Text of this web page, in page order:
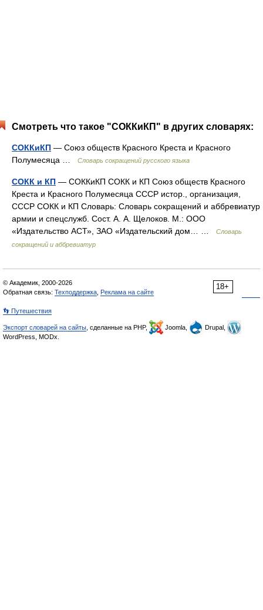
Смотреть что такое "СОККиКП" в других словарях:
СОККиКП — Союз обществ Красного Креста и Красного
Полумесяца …
Словарь сокращений русского языка
СОКК и КП — СОККиКП СОКК и КП Союз обществ Красного
Креста и Красного Полумесяца СССР истор., организация,
СССР СОКК и КП Словарь: Словарь сокращений и аббревиатур
армии и спецслужб. Сост. А. А. Щелоков. М.: ООО
«Издательство АСТ», ЗАО «Издательский дом… …
Словарь
сокращений и аббревиатур
18+
© Академик, 2000-2026
Обратная связь: Техподдержка Реклама на сайте
👣 Путешествия
Экспорт словарей на сайты , сделанные на PHP, Joomla,
Drupal,
WordPress, MODx.